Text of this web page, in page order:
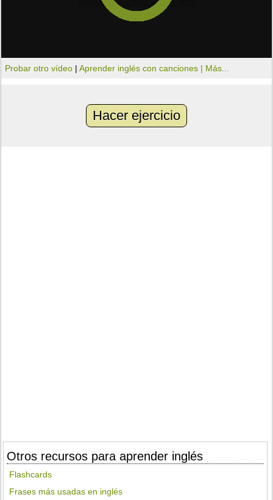
Probar otro vídeo |Aprender inglés con canciones | Más...
Hacer ejercicio
Otros recursos para aprender inglés
Flashcards
Frases más usadas en inglés